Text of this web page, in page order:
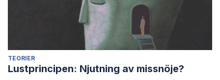
TEORIER
Lustprincipen: Njutning av missnöje?